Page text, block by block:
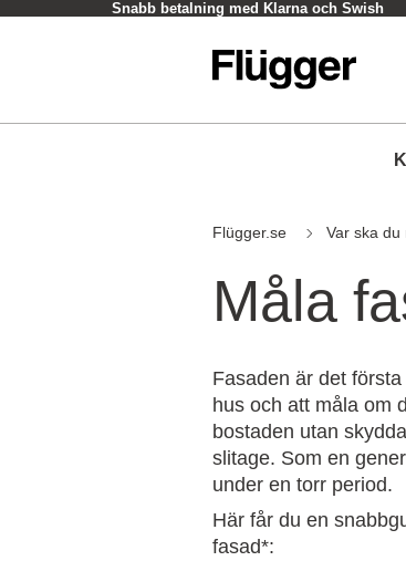
Snabb betalning med Klarna och Swish
Flügger.se Var ska du
Måla
Fasaden är det
hus och att måla om
bostaden utan
slitage. Som en
under en torr period.
Här får du en
fasad*: